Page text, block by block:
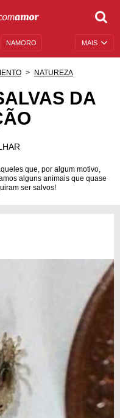
MAIS
NAMORO
ANIVERSÁRIO
NATUREZA
DA
que, por algum motivo,
alguns animais que quase
ser salvos!